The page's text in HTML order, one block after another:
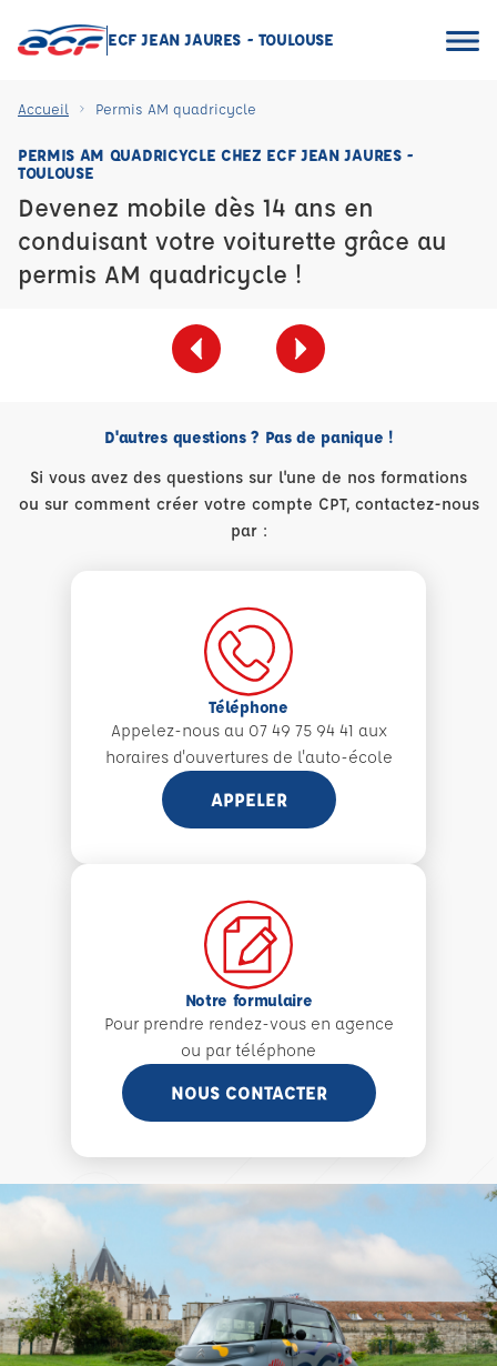
ECF JEAN JAURES - TOULOUSE
Accueil Permis AM quadricycle
PERMIS AM QUADRICYCLE CHEZ ECF JEAN JAURES -
TOULOUSE
Devenez mobile dès 14 ans en
conduisant votre voiturette grâce au
permis AM quadricycle !
D'autres questions ? Pas de panique !
Si vous avez des questions sur l'une de nos formations
ou sur comment créer votre compte CPT, contactez-nous
par :
Téléphone
Appelez-nous au 07 49 75 94 41 aux
horaires d'ouvertures de l'auto-école
APPELER
Notre formulaire
Pour prendre rendez-vous en agence
ou par téléphone
NOUS CONTACTER